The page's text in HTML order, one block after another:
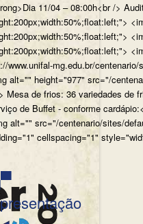
11/04 – 08:00h<br />
www.unifal-mg.edu.br/
alt="" height="977" src="/
Mesa de frios: 36 variedades de
de Buffet - conforme
alt="" src="/centenario/sites/
cellspacing="1"